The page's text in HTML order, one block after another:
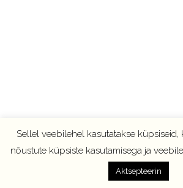
Sellel veebilehel kasutatakse küpsiseid,
nõustute küpsiste kasutamisega ja
Aktsepteerin